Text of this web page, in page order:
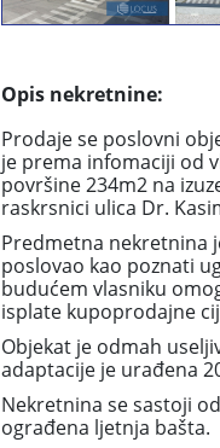
Opis nekretnine:
Prodaje se poslovni
je prema infomaciji od
površine 234m2 na
raskrsnici ulica Dr.
Predmetna nekretnina
poslovao kao poznati
budućem vlasniku
isplate kupoprodajne
Objekat je odmah
adaptacije je urađena
Nekretnina se sastoji
ograđena ljetnja bašta.